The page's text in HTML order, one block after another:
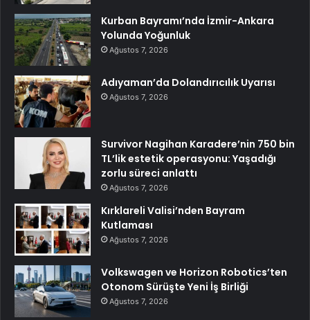
Kurban Bayramı’nda İzmir-Ankara
Yolunda Yoğunluk
Ağustos 7, 2026
Adıyaman’da Dolandırıcılık Uyarısı
Ağustos 7, 2026
Survivor Nagihan Karadere’nin 750 bin
TL’lik estetik operasyonu: Yaşadığı
zorlu süreci anlattı
Ağustos 7, 2026
Kırklareli Valisi’nden Bayram
Kutlaması
Ağustos 7, 2026
Volkswagen ve Horizon Robotics’ten
Otonom Sürüşte Yeni İş Birliği
Ağustos 7, 2026